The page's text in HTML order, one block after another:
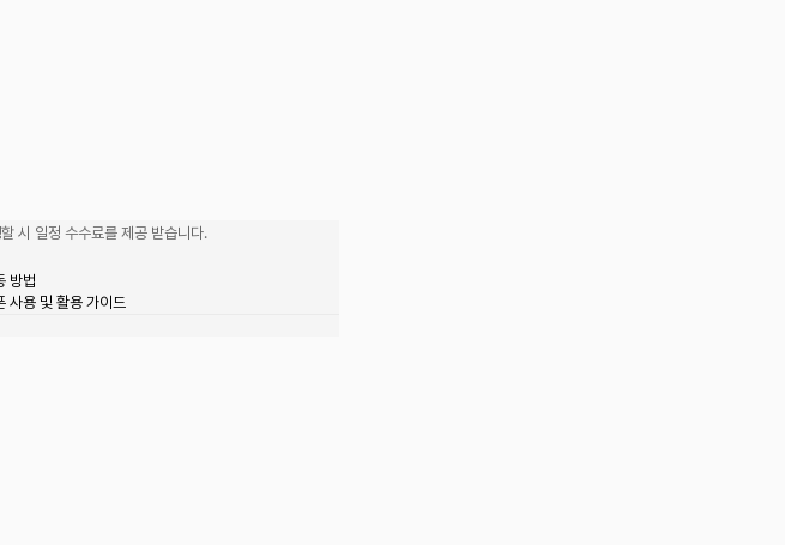
시 일정 수수료를 제공 받습니다.
방법
사용 및 활용 가이드